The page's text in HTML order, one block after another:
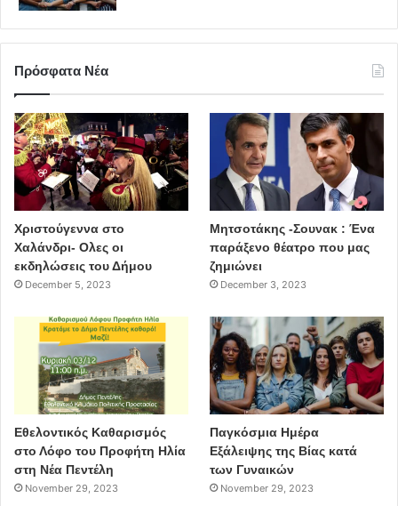
Πρόσφατα Νέα
Χριστούγεννα στο
Χαλάνδρι- Ολες οι
εκδηλώσεις του Δήμου
December 5, 2023
Μητσοτάκης -Σουνακ : Ένα
παράξενο θέατρο που μας
ζημιώνει
December 3, 2023
Εθελοντικός Καθαρισμός
στο Λόφο του Προφήτη Ηλία
στη Νέα Πεντέλη
November 29, 2023
Παγκόσμια Ημέρα
Εξάλειψης της Βίας κατά
των Γυναικών
November 29, 2023